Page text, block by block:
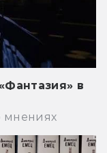
в
мнениях